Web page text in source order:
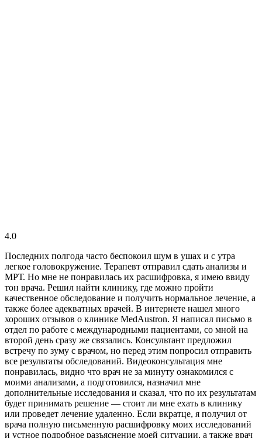
4.0
Последних полгода часто беспокоил шум в ушах и с утра
легкое головокружение. Терапевт отправил сдать анализы и
МРТ. Но мне не понравилась их расшифровка, я имею ввиду
тон врача. Решил найти клинику, где можно пройти
качественное обследование и получить нормальное лечение, а
также более адекватных врачей. В интернете нашел много
хороших отзывов о клинике MedAustron. Я написал письмо в
отдел по работе с международными пациентами, со мной на
второй день сразу же связались. Консультант предложил
встречу по зуму с врачом, но перед этим попросил отправить
все результаты обследований. Видеоконсультация мне
понравилась, видно что врач не за минуту ознакомился с
моими анализами, а подготовился, назначил мне
дополнительные исследования и сказал, что по их результатам
будет принимать решение — стоит ли мне ехать в клинику
или проведет лечение удаленно. Если вкратце, я получил от
врача полную письменную расшифровку моих исследований
и устное подробное разъяснение моей ситуации, а также врач